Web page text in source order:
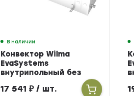
В наличии
Конвектор Wilma
EvaSystems
внутрипольный без
вентилятора ширина
258мм высота 90мм
17 541₽ / шт.